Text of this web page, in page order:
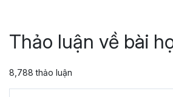
Thảo luận về bài
8,788 thảo luận